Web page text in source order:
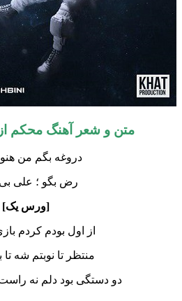
متن و شعر آهنگمحکمازرض و
دروغه بگم من هنو همونم
رض بگو ؛ علی بی، رض
[ورس یک]
از اول بودم کردم بازی رو
منتظر تا نوبتم شه تا بیام
دو دستگی بود دلم نه راست